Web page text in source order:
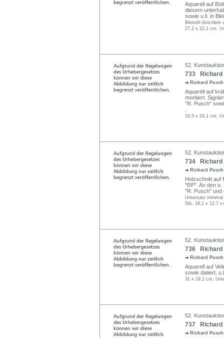
Aquarell auf
diesem
sowie u.li. in
Bleistift-Strichlein
27,2 x 22,1 cm,
52.
733 Richard
Richard
Aquarell auf
montiert.
"R. Pusch"
16,5 x 24,1 cm,
52.
734 Richard
Richard
Holzschnitt auf
"RP". An den
"R. Pusch" und
Untersatz minimal
Stk. 18,1 x 12,7
52.
736 Richard
Richard
Aquarell auf
sowie datiert,
31 x 19,2 cm,
52.
737 Richard
Richard